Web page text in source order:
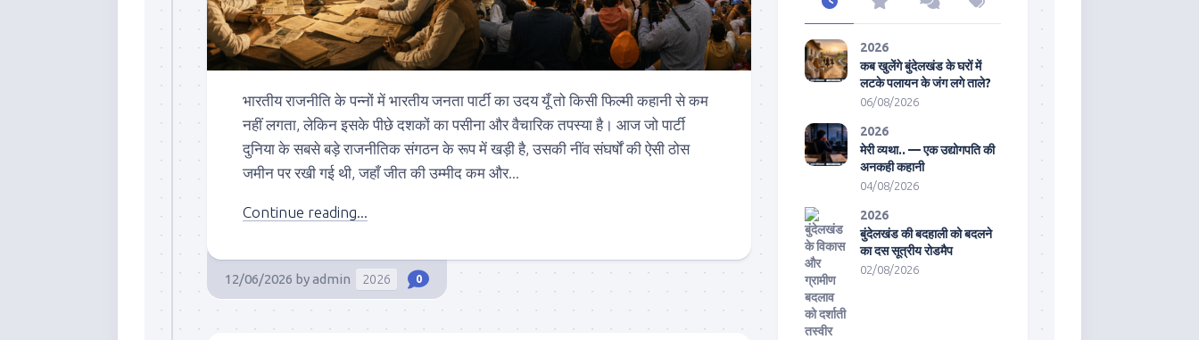
भारतीय राजनीति के पन्नों में भारतीय जनता पार्टी का उदय यूँ तो किसी फिल्मी कहानी से कम
नहीं लगता, लेकिन इसके पीछे दशकों का पसीना और वैचारिक तपस्या है। आज जो पार्टी
दुनिया के सबसे बड़े राजनीतिक संगठन के रूप में खड़ी है, उसकी नींव संघर्षों की ऐसी ठोस
जमीन पर रखी गई थी, जहाँ जीत की उम्मीद कम और...
Continue reading...
12/06/2026 byadmin 2026 0
2026
कब खुलेंगे बुंदेलखंड के घरों में
लटके पलायन के जंग लगे ताले?
06/08/2026
2026
मेरी व्यथा.. — एक उद्योगपति की
अनकही कहानी
04/08/2026
2026
बुंदेलखंड की बदहाली को बदलने
का दस सूत्रीय रोडमैप
02/08/2026